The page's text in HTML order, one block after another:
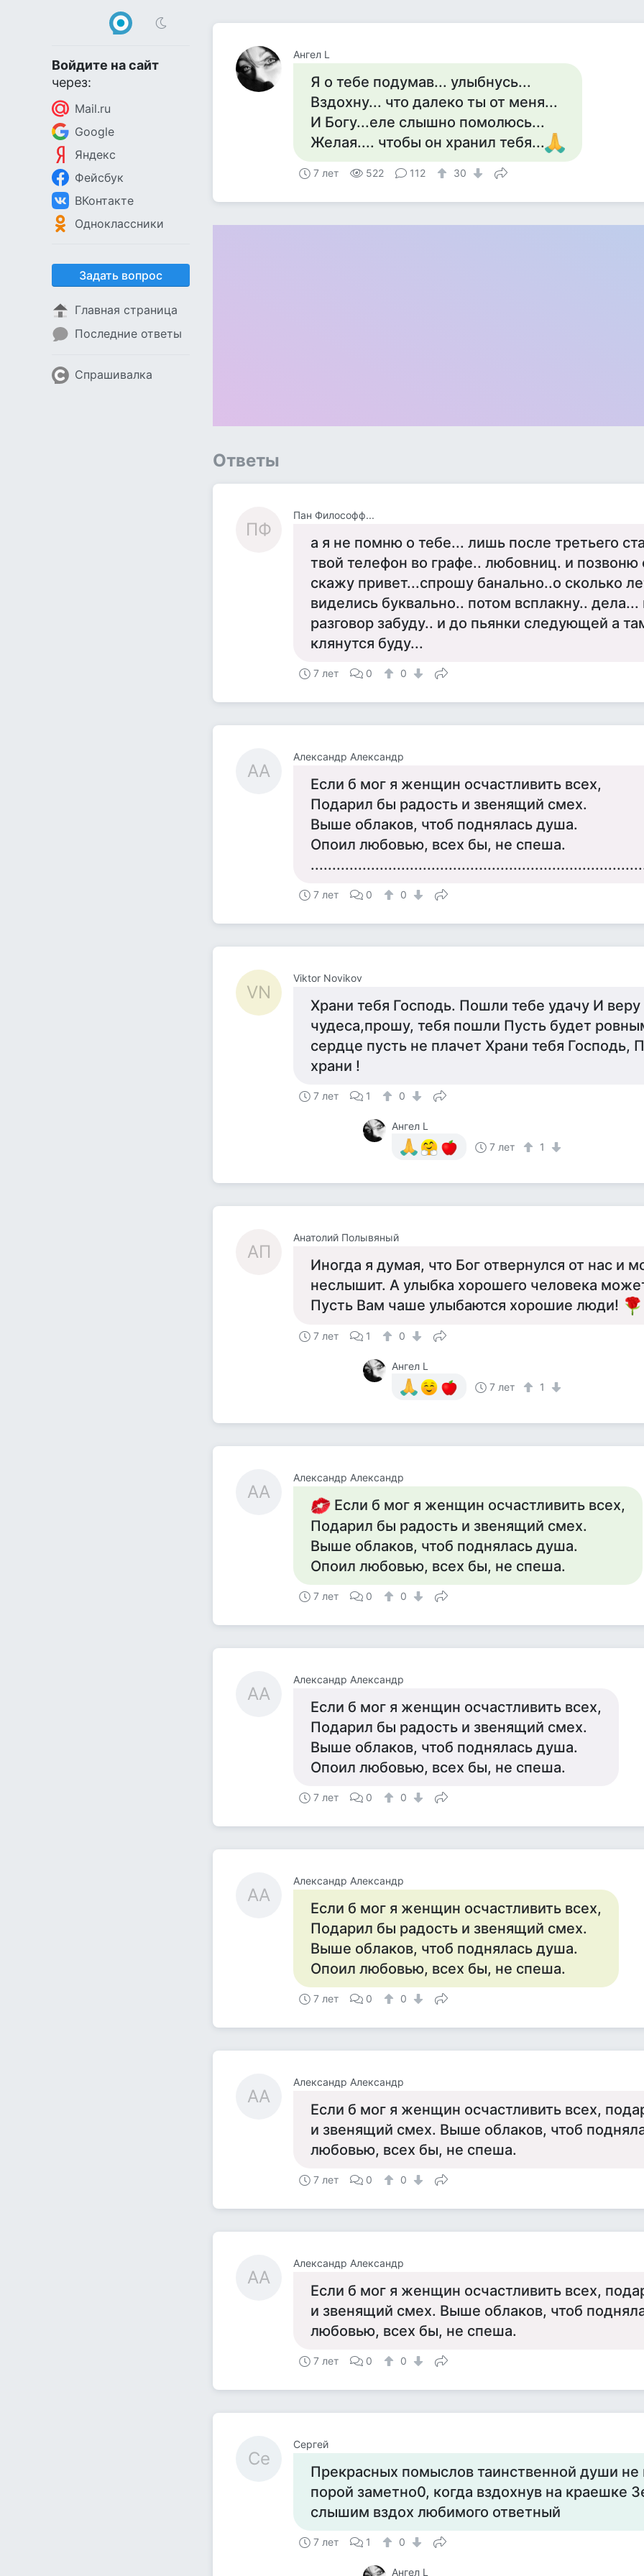
Войдите на сайт
через:
Mail.ru
Google
Яндекс
Фейсбук
ВКонтакте
Одноклассники
Задать вопрос
Главная страница
Последние ответы
Спрашивалка
Ангел L
Я о тебе подумав... улыбнусь...
Вздохну... что далеко ты от меня...
И Богу...еле слышно помолюсь...
Желая.... чтобы он хранил тебя...
7 лет 522 112 30
Ответы
ПФ
Пан Философф...
а я не помню о тебе... лишь после третьего
твой телефон во графе.. любовниц. и позвоню
скажу привет...спрошу банально..о сколько
виделись буквально.. потом всплакну.. дела...
разговор забуду.. и до пьянки следующей а
клянутся буду...
7 лет 0 0
АА
Александр Александр
Если б мог я женщин осчастливить всех,
Подарил бы радость и звенящий смех.
Выше облаков, чтоб поднялась душа.
Опоил любовью, всех бы, не спеша.
7 лет 0 0
VN
Viktor Novikov
Храни тебя Господь. Пошли тебе удачу И веру
чудеса,прошу, тебя пошли Пусть будет
сердце пусть не плачет Храни тебя Господь,
храни !
7 лет 1 0
Ангел L
7 лет
1
АП
Анатолий Полывяный
Иногда я думая, что Бог отвернулся от нас и
неслышит. А улыбка хорошего человека
Пусть Вам чаше улыбаются хорошие люди!
7 лет 1 0
Ангел L
7 лет
1
АА
Александр Александр
Если б мог я женщин осчастливить всех,
Подарил бы радость и звенящий смех.
Выше облаков, чтоб поднялась душа.
Опоил любовью, всех бы, не спеша.
7 лет 0 0
АА
Александр Александр
Если б мог я женщин осчастливить всех,
Подарил бы радость и звенящий смех.
Выше облаков, чтоб поднялась душа.
Опоил любовью, всех бы, не спеша.
7 лет 0 0
АА
Александр Александр
Если б мог я женщин осчастливить всех,
Подарил бы радость и звенящий смех.
Выше облаков, чтоб поднялась душа.
Опоил любовью, всех бы, не спеша.
7 лет 0 0
АА
Александр Александр
Если б мог я женщин осчастливить всех,
и звенящий смех. Выше облаков, чтоб
любовью, всех бы, не спеша.
7 лет 0 0
АА
Александр Александр
Если б мог я женщин осчастливить всех,
и звенящий смех. Выше облаков, чтоб
любовью, всех бы, не спеша.
7 лет 0 0
Се
Сергей
Прекрасных помыслов таинственной души не
порой заметно0, когда вздохнув на краешке
слышим вздох любимого ответный
7 лет 1 0
Ангел L